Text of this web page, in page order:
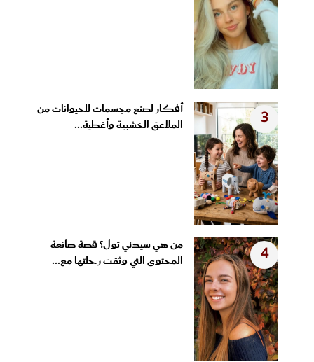
3
أفكار لصنع مجسمات للحيوانات من
الملاعق الخشبية وأغطية...
4
من هي سيدني تول؟ قصة صانعة
المحتوى التي وثقت رحلتها مع...